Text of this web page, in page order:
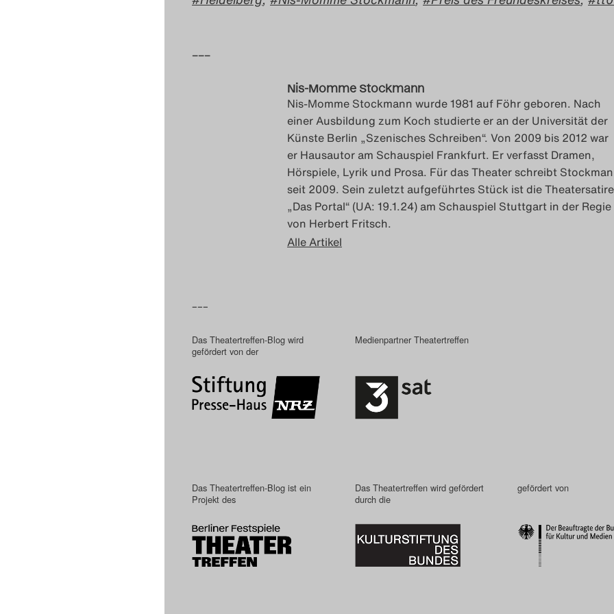
–––
Nis-Momme Stockmann
Nis-Momme Stockmann wurde 1981 auf Föhr geboren. Nach
einer Ausbildung zum Koch studierte er an der Universität der
Künste Berlin „Szenisches Schreiben“. Von 2009 bis 2012 war
er Hausautor am Schauspiel Frankfurt. Er verfasst Dramen,
Hörspiele, Lyrik und Prosa. Für das Theater schreibt
seit 2009. Sein zuletzt aufgeführtes Stück ist die Theatersatire
„Das Portal“ (UA: 19.1.24) am Schauspiel Stuttgart in der Regie
von Herbert Fritsch.
Alle Artikel
–––
Das Theatertreffen-Blog wird
gefördert von der
Medienpartner Theatertreffen
Das Theatertreffen-Blog ist ein
Projekt des
Das Theatertreffen wird gefördert
durch die
gefördert von